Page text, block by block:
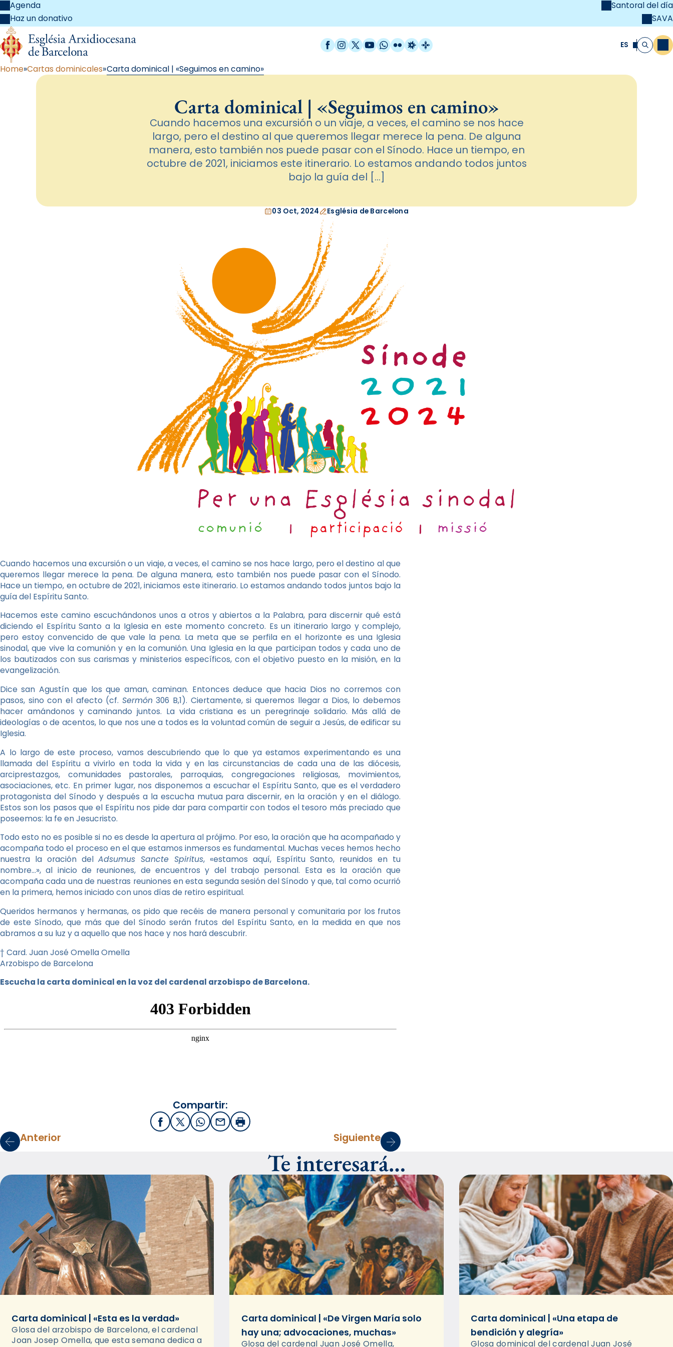
Agenda
Haz un donativo
Santoral del día
SAVA
Facebook
Instagram
X / Twitter
YouTube
WhatsApp
FlickrRadio Estel
Catalunya Cristiana ES Buscar
Home Cartas dominicales Carta dominical | «Seguimos en camino»
Carta dominical | «Seguimos en camino»
Cuando hacemos una excursión o un viaje, a veces, el camino se nos hace
largo, pero el destino al que queremos llegar merece la pena. De alguna
manera, esto también nos puede pasar con el Sínodo. Hace un tiempo, en
octubre de 2021, iniciamos este itinerario. Lo estamos andando todos juntos
bajo la guía del […]
03 Oct, 2024 Església de Barcelona
Cuando hacemos una excursión o un viaje, a veces, el camino se nos hace largo, pero el destino al que
queremos llegar merece la pena. De alguna manera, esto también nos puede pasar con el Sínodo.
Hace un tiempo, en octubre de 2021, iniciamos este itinerario. Lo estamos andando todos juntos bajo la
guía del Espíritu Santo.
Hacemos este camino escuchándonos unos a otros y abiertos a la Palabra, para discernir qué está
diciendo el Espíritu Santo a la Iglesia en este momento concreto. Es un itinerario largo y complejo,
pero estoy convencido de que vale la pena. La meta que se perfila en el horizonte es una Iglesia
sinodal, que vive la comunión y en la comunión. Una Iglesia en la que participan todos y cada uno de
los bautizados con sus carismas y ministerios específicos, con el objetivo puesto en la misión, en la
evangelización.
Dice san Agustín que los que aman, caminan. Entonces deduce que hacia Dios no corremos con
pasos, sino con el afecto (cf. Sermón 306 B,1). Ciertamente, si queremos llegar a Dios, lo debemos
hacer amándonos y caminando juntos. La vida cristiana es un peregrinaje solidario. Más allá de
ideologías o de acentos, lo que nos une a todos es la voluntad común de seguir a Jesús, de edificar su
Iglesia.
A lo largo de este proceso, vamos descubriendo que lo que ya estamos experimentando es una
llamada del Espíritu a vivirlo en toda la vida y en las circunstancias de cada una de las diócesis,
arciprestazgos, comunidades pastorales, parroquias, congregaciones religiosas, movimientos,
asociaciones, etc. En primer lugar, nos disponemos a escuchar el Espíritu Santo, que es el verdadero
protagonista del Sínodo y después a la escucha mutua para discernir, en la oración y en el diálogo.
Estos son los pasos que el Espíritu nos pide dar para compartir con todos el tesoro más preciado que
poseemos: la fe en Jesucristo.
Todo esto no es posible si no es desde la apertura al prójimo. Por eso, la oración que ha acompañado y
acompaña todo el proceso en el que estamos inmersos es fundamental. Muchas veces hemos hecho
nuestra la oración delAdsumus Sancte Spiritus, «estamos aquí, Espíritu Santo, reunidos en tu
nombre…», al inicio de reuniones, de encuentros y del trabajo personal. Esta es la oración que
acompaña cada una de nuestras reuniones en esta segunda sesión del Sínodo y que, tal como ocurrió
en la primera, hemos iniciado con unos días de retiro espiritual.
Queridos hermanos y hermanas, os pido que recéis de manera personal y comunitaria por los frutos
de este Sínodo, que más que del Sínodo serán frutos del Espíritu Santo, en la medida en que nos
abramos a su luz y a aquello que nos hace y nos hará descubrir.
† Card. Juan José Omella Omella
Arzobispo de Barcelona
Escucha la carta dominical en la voz del cardenal arzobispo de Barcelona.
Compartir:
FacebookX / Twitter
WhatsApp
EmailImprimir
Anterior Siguiente
Te interesará…
Carta dominical | «Esta es la verdad»
Glosa del arzobispo de Barcelona, el cardenal
Joan Josep Omella, que esta semana dedica a
Carta dominical | «De Virgen María solo
hay una; advocaciones, muchas»
Glosa del cardenal Juan José Omella,
Carta dominical | «Una etapa de
bendición y alegría»
Glosa dominical del cardenal Juan José